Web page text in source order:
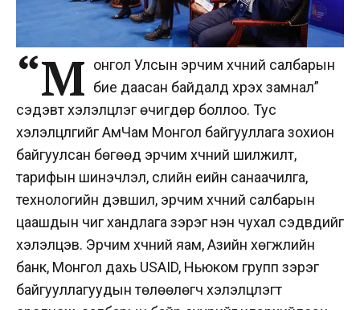
“М онгол Улсын эрчим хүчний салбарын
бие даасан байдалд хүрэх замнал”
сэдэвт хэлэлцүүлэг өчигдөр боллоо. Тус
хэлэлцүүлгийг АмЧам Монгол байгууллага зохион
байгуулсан бөгөөд эрчим хүчний шилжилт,
тарифын шинэчлэл, сүүлийн үеийн санаачилга,
технологийн дэвшил, эрчим хүчний салбарын
цаашдын чиг хандлага зэрэг нэн чухал сэдвүүдийг
хэлэлцэв. Эрчим хүчний яам, Азийн хөгжлийн
банк, Монгол дахь USAID, Ньюком групп зэрэг
байгууллагуудын төлөөлөгч хэлэлцүүлэгт